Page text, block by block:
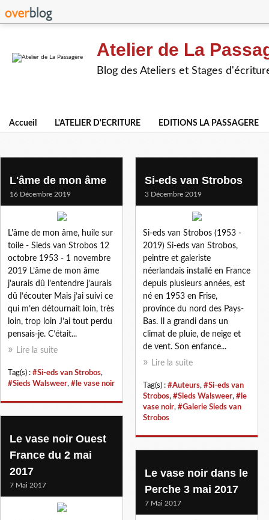
Atelier de La
Blog des Ateliers et Stages
Accueil L'ATELIER D'ECRITURE EDITIONS LA PASSAGERE
le vase noir
L'âme de mon âme
16 Décembre 2019
L'âme de mon âme, huile sur
toile - Sieds van Strobos 12
octobre 1953 - 1 novembre
2019 L’âme de mon âme
j’aurais dû l’entendre j’aurais
dû l’écouter Mais j’ai suivi ce
qui m’en détournait loin, très
loin, trop loin J’ai tout perdu
pensais-je. C’était...
Lire la suite
Tag(s) : #Si-eds van Strobos,
#Sieds Walsweer, #le vase noir
Si-eds van Strobos
3 Décembre 2019
Si-eds van Strobos (1953 -
2019) Si-eds van Strobos,
peintre et galeriste
néerlandais installé en France
depuis plusieurs années, est
né en 1953 en Frise,
province du nord des Pays-
Bas. Il a grandi dans un
climat de pluie, de neige et
de vent. Son enfance...
Lire la suite
Tag(s) : #Auteurs, #Si-eds van
Strobos, #Sieds Walsweer, #le
vase noir, #Galerie Sieds van
Strobos
Le vase noir Ouest
France du 2 mai
2017
7 Mai 2017
Le vase noir dans le
Perche 3 mai 2017
7 Mai 2017